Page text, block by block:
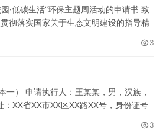
·低碳生活”环保主题周活动的申请书 致
彻落实国家关于生态文明建设的指导精
3
一） 申请执行人：王某某，男，汉族，
：XX省XX市XX区XX路XX号，身份证号
3